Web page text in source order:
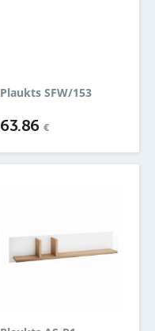
Plaukts SFW/153
63.86 €